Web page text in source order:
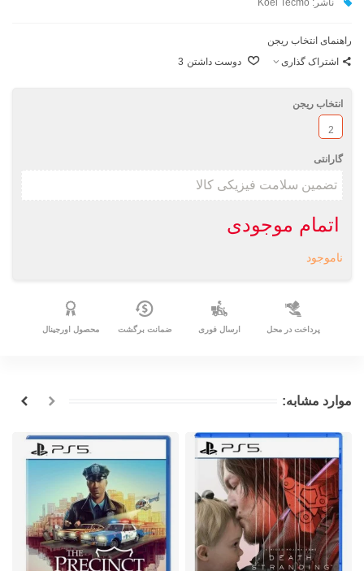
راهنمای انتخاب ریجن
اشتراک گذاری
دوست داشتن 3
انتخاب ریجن
2
گارانتی
اتمام موجودی
ناموجود
پرداخت در محل ارسال فوری ضمانت برگشت محصول اورجینال
موارد مشابه: